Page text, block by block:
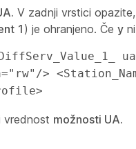
V zadnji vrstici
1 ) je ohranjeno. Če y
>
vrednost možnosti UA.